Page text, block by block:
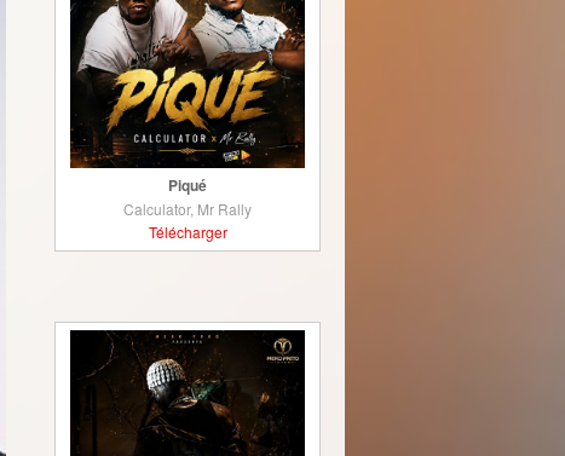
Piqué
Calculator, Mr Rally
Télécharger